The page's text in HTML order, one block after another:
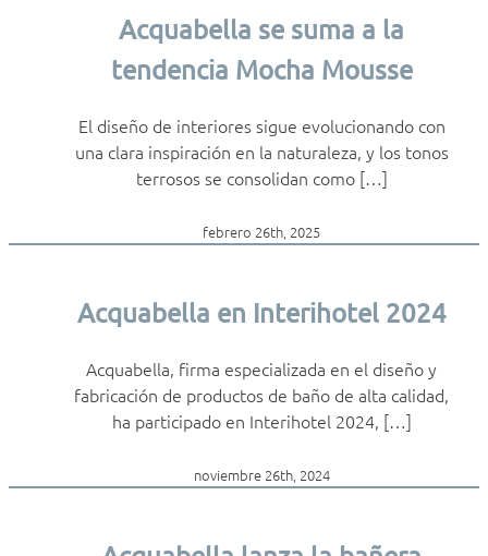
Acquabella se suma a la
tendencia Mocha Mousse
El diseño de interiores sigue evolucionando con
una clara inspiración en la naturaleza, y los tonos
terrosos se consolidan como […]
febrero 26th, 2025
Acquabella en Interihotel 2024
Acquabella, firma especializada en el diseño y
fabricación de productos de baño de alta calidad,
ha participado en Interihotel 2024, […]
noviembre 26th, 2024